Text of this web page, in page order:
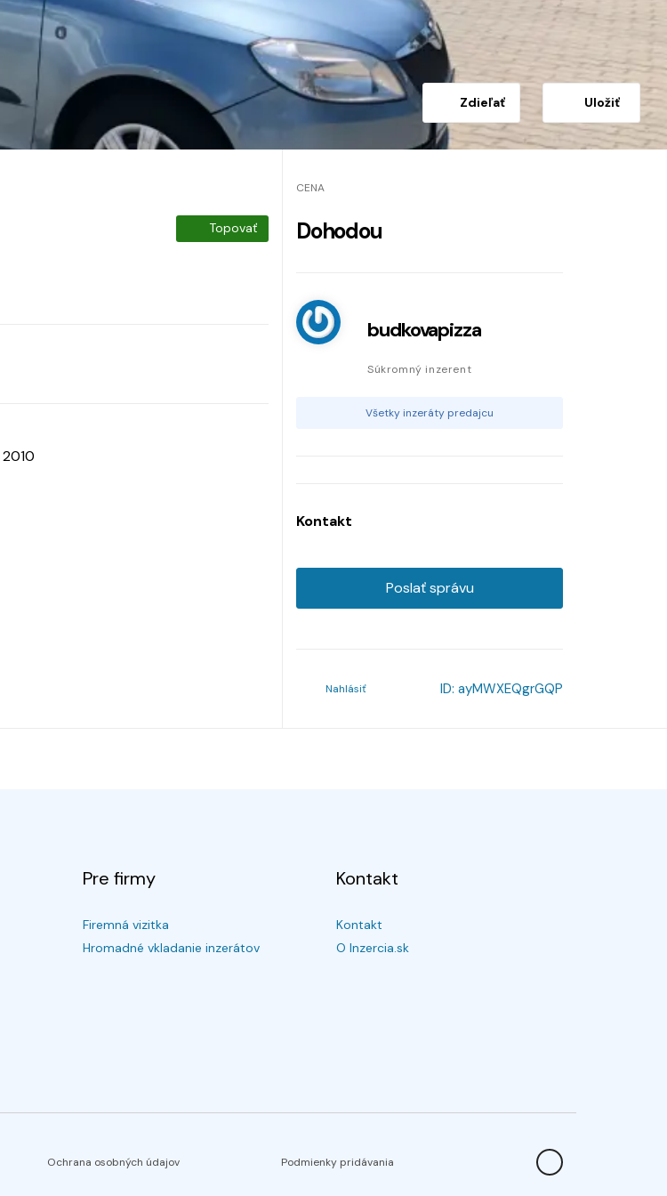
Zdieľať Uložiť
Topovať
CENA
Dohodou
budkovapizza
Súkromný inzerent
Všetky inzeráty predajcu
Kontakt
Poslať správu
Nahlásiť ID: ayMWXEQgrGQP
Pre firmy
Firemná vizitka
Hromadné vkladanie inzerátov
Kontakt
Kontakt
O Inzercia.sk
Ochrana osobných údajov Podmienky pridávania